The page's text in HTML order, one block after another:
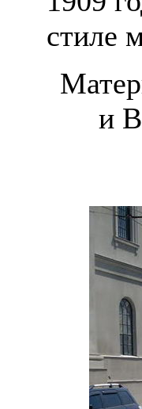
стиле
и